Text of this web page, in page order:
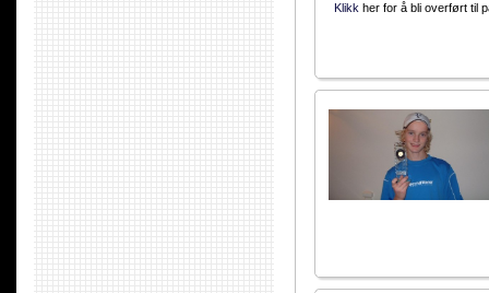
Klikk her for å bli overført til